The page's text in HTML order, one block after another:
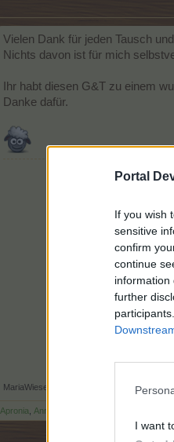
Portal
If you wish
sensitive
confirm
continue
information
further
I want
Vielen Dank für jeden Tausch
Nichts davon ist für mich
Ihr habt diesen G&T zu einem
Danke dafür.
MariaWiesel
Apronia AnnesRanch